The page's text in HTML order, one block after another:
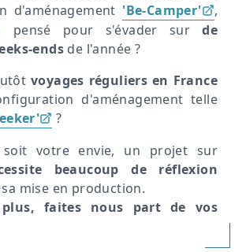
d'aménagement 'Be-Camper'
,
pensé pour s'évader surde
ends de l'année ?
voyages réguliers en France
d'aménagement telle
?
soit votre envie, un projet sur
beaucoup de réflexion
mise en production.
plus, faites nous part de vos